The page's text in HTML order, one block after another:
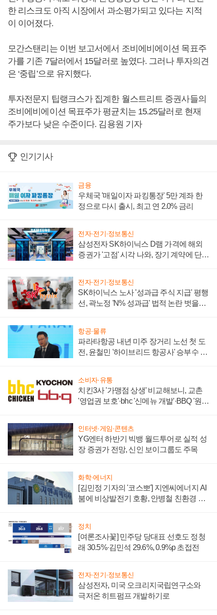
한 리스크도 아직 시장에서 과소평가되고 있다는 지적
이 이어졌다.
모간스탠리는 이번 보고서에서 조비에비에이션 목표주
가를 기존 7달러에서 15달러로 높였다. 그러나 투자의견
은 ‘중립’으로 유지했다.
투자전문지 팁랭크스가 집계한 월스트리트 증권사들의
조비에비에이션 목표주가 평균치는 15.25달러로 현재
주가보다 낮은 수준이다. 김용원 기자
인기기사
금융
우체국 '매일이자 파킹통장' 5만 계좌 한
정으로 다시 출시, 최고 연 2.0% 금리
전자·전기·정보통신
삼성전자 SK하이닉스 D램 가격에 해외
증권가 '고점' 시각 나와, 장기 계약에 단점
전자·전기·정보통신
SK하이닉스 노사 '성과급 주식 지급' 평행
선, 곽노정 'N% 성과급' 법적 논란 벗을지
항공·물류
파라타항공 내년 미주 장거리 노선 첫 도
전, 윤철민 '하이브리드 항공사' 승부수 통
소비자·유통
치킨3사 '가맹점 상생' 비교해보니, 교촌
'영업권 보호'·bhc '신메뉴 개발'·BBQ '원가
인터넷·게임·콘텐츠
YG엔터 하반기 빅뱅 월드투어로 실적 성
장 증권가 전망, 신인 보이그룹도 주목
화학·에너지
[김민정 기자의 '코스뽀'] 지엔씨에너지 AI
붐에 비상발전기 호황, 안병철 친환경 에
정치
[여론조사꽃] 민주당 당대표 선호도 정청
래 30.5%·김민석 29.6%, 0.9%p 초접전
전자·전기·정보통신
삼성전자, 미국 오크리지국립연구소와
극저온 히트펌프 개발하기로